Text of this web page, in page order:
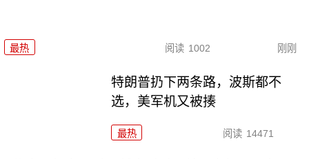
最热 阅读 1002 刚刚
特朗普扔下两条路，波斯都不
选，美军机又被揍
最热 阅读 14471